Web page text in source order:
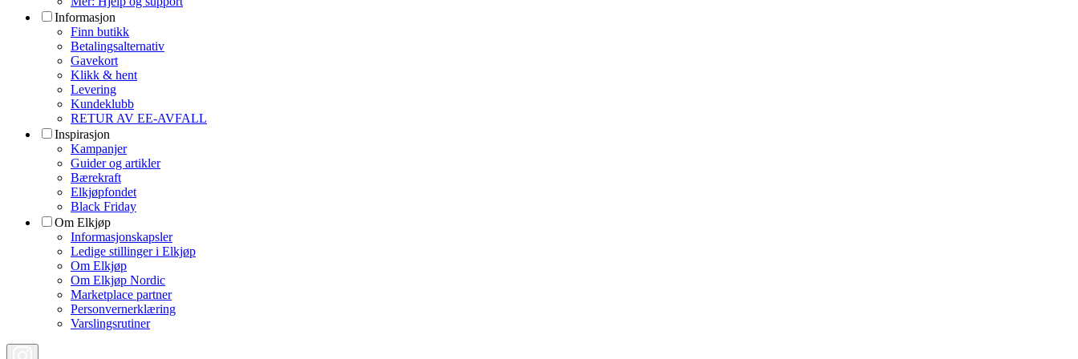
Informasjon
Finn butikk
Betalingsalternativ
Gavekort
Klikk & hent
Levering
Kundeklubb
RETUR AV EE-AVFALL
Inspirasjon
Kampanjer
Guider og artikler
Bærekraft
Elkjøpfondet
Black Friday
Om Elkjøp
Informasjonskapsler
Ledige stillinger i Elkjøp
Om Elkjøp
Om Elkjøp Nordic
Marketplace partner
Personvernerklæring
Varslingsrutiner